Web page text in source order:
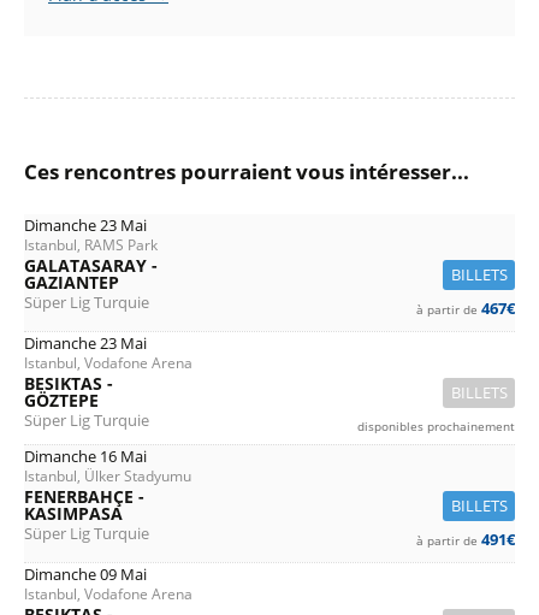
Ces rencontres pourraient vous intéresser...
Dimanche 23 Mai
Istanbul, RAMS Park
BILLETS
GALATASARAY -
GAZIANTEP
Süper Lig Turquie à partir de 467€
Dimanche 23 Mai
Istanbul, Vodafone Arena
BILLETS
BESIKTAS -
GÖZTEPE
Süper Lig Turquie disponibles prochainement
Dimanche 16 Mai
Istanbul, Ülker Stadyumu
BILLETS
FENERBAHÇE -
KASIMPASA
Süper Lig Turquie à partir de 491€
Dimanche 09 Mai
Istanbul, Vodafone Arena